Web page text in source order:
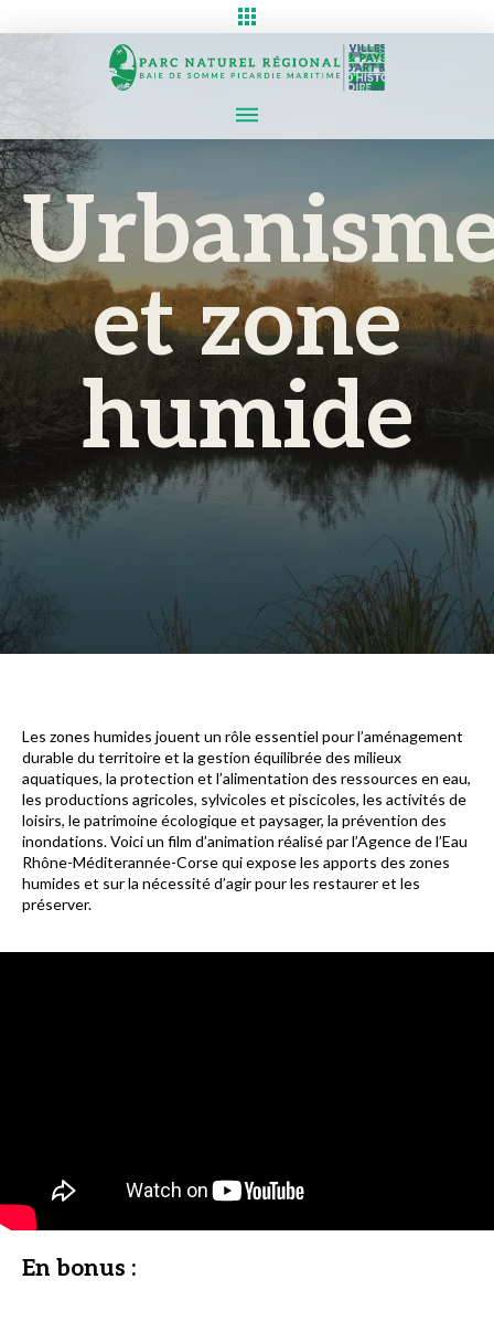
et zone
humide
Les zones humides jouent un rôle essentiel pour l’aménagement
durable du territoire et la gestion équilibrée des milieux
aquatiques, la protection et l’alimentation des ressources en eau,
les productions agricoles, sylvicoles et piscicoles, les activités de
loisirs, le patrimoine écologique et paysager, la prévention des
inondations. Voici un film d’animation réalisé par l’Agence de l’Eau
Rhône-Méditerannée-Corse qui expose les apports des zones
humides et sur la nécessité d’agir pour les restaurer et les
préserver.
En bonus :